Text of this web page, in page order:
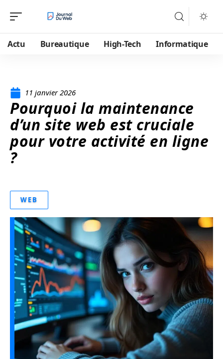
Actu Bureautique High-Tech Informatique
11 janvier 2026
Pourquoi la maintenance
d’un site web est cruciale
pour votre activité en ligne
?
WEB